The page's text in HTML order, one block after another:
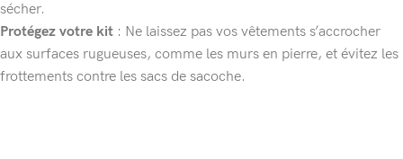
sécher.
Protégez votre kit : Ne laissez pas vos vêtements s’accrocher
aux surfaces rugueuses, comme les murs en pierre, et évitez les
frottements contre les sacs de sacoche.